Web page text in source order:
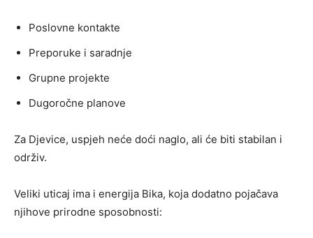
Poslovne kontakte
Preporuke i saradnje
Grupne projekte
Dugoročne planove
Za Djevice, uspjeh neće doći naglo, ali će biti stabilan i
održiv.
Veliki uticaj ima i energija Bika, koja dodatno pojačava
njihove prirodne sposobnosti: